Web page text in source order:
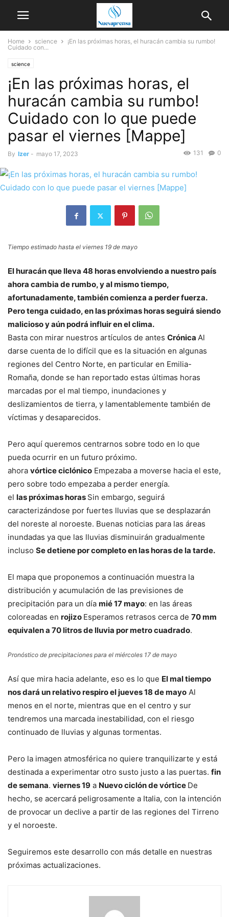
Home science
¡En las próximas horas, el huracán cambia su rumbo!
Cuidado con...
science
¡En las próximas horas, el
huracán cambia su rumbo!
Cuidado con lo que puede
pasar el viernes [Mappe]
By Izer - mayo 17, 2023 0
131
Tiempo estimado hasta el viernes 19 de mayo
El huracán que lleva 48 horas envolviendo a nuestro país
ahora cambia de rumbo, y al mismo tiempo,
afortunadamente, también comienza a perder fuerza.
Pero tenga cuidado, en las próximas horas seguirá siendo
malicioso y aún podrá influir en el clima.
Basta con mirar nuestros artículos de antes Crónica Al
darse cuenta de lo difícil que es la situación en algunas
regiones del Centro Norte, en particular en Emilia-
Romaña, donde se han reportado estas últimas horas
marcadas por el mal tiempo, inundaciones y
deslizamientos de tierra, y lamentablemente también de
víctimas y desaparecidos.
Pero aquí queremos centrarnos sobre todo en lo que
pueda ocurrir en un futuro próximo.
ahora vórtice ciclónico Empezaba a moverse hacia el este,
pero sobre todo empezaba a perder energía.
el las próximas horas Sin embargo, seguirá
caracterizándose por fuertes lluvias que se desplazarán
del noreste al noroeste. Buenas noticias para las áreas
inundadas ya que las lluvias disminuirán gradualmente
incluso Se detiene por completo en las horas de la tarde.
El mapa que proponemos a continuación muestra la
distribución y acumulación de las previsiones de
precipitación para un día mié 17 mayo: en las áreas
coloreadas en rojizo Esperamos retrasos cerca de 70 mm
equivalen a 70 litros de lluvia por metro cuadrado.
Pronóstico de precipitaciones para el miércoles 17 de mayo
Así que mira hacia adelante, eso es lo que El mal tiempo
nos dará un relativo respiro el jueves 18 de mayo Al
menos en el norte, mientras que en el centro y sur
tendremos una marcada inestabilidad, con el riesgo
continuado de lluvias y algunas tormentas.
Pero la imagen atmosférica no quiere tranquilizarte y está
destinada a experimentar otro susto justo a las puertas. fin
de semana. viernes 19 a Nuevo ciclón de vórtice De
hecho, se acercará peligrosamente a Italia, con la intención
de provocar un declive a partir de las regiones del Tirreno
y el noroeste.
Seguiremos este desarrollo con más detalle en nuestras
próximas actualizaciones.